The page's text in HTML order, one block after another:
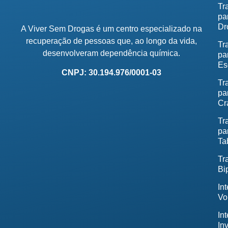
A Viver Sem Drogas é um centro especializado na
recuperação de pessoas que, ao longo da vida,
desenvolveram dependência química.
CNPJ: 30.194.976/0001-03